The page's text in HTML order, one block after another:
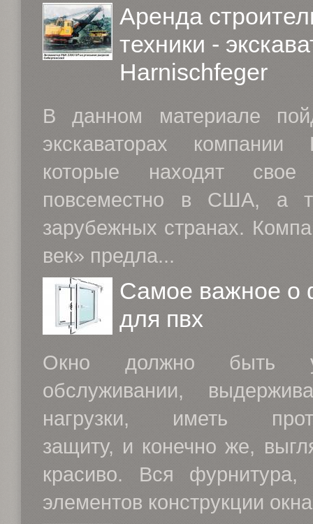
Аренда
техники -
Harnischfeger
В данном материале
экскаваторах компании
которые находят свое
повсеместно в США, а
зарубежных странах.
век» предла...
Самое важное о
для пвх
Окно должно быть
обслуживании,
нагрузки, иметь
защиту, и конечно же,
красиво. Вся
элементов конструкции